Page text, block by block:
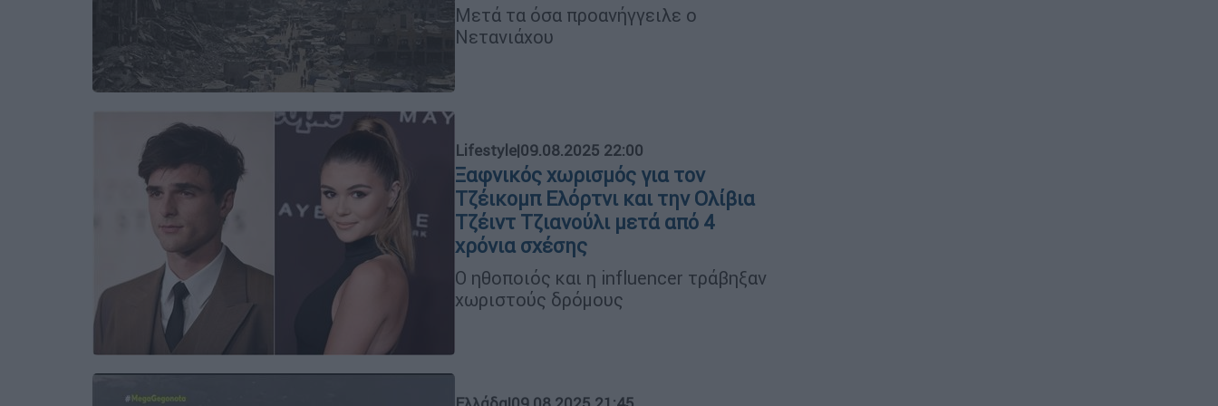
Μετά τα όσα προανήγγειλε ο
Νετανιάχου
Lifestyle|09.08.2025 22:00
Ξαφνικός χωρισμός για τον
Τζέικομπ Ελόρτνι και την Ολίβια
Τζέιντ Τζιανούλι μετά από 4
χρόνια σχέσης
Ο ηθοποιός και η influencer τράβηξαν
χωριστούς δρόμους